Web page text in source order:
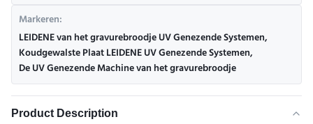
Markeren:
LEIDENE van het gravurebroodje UV Genezende Systemen,
Koudgewalste Plaat LEIDENE UV Genezende Systemen,
De UV Genezende Machine van het gravurebroodje
Product Description